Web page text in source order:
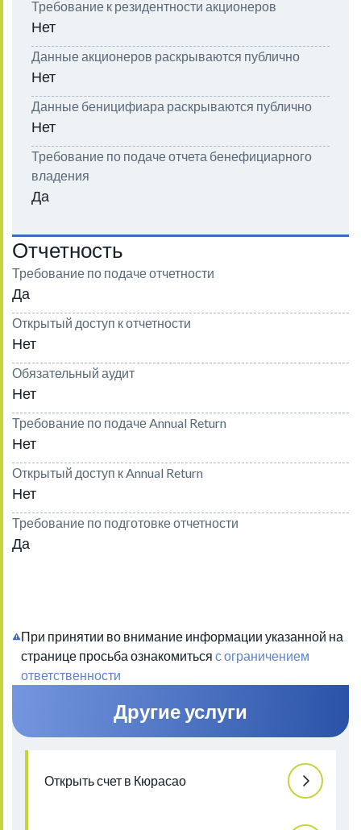
Требование к резидентности акционеров
Нет
Данные акционеров раскрываются публично
Нет
Данные беницифиара раскрываются публично
Нет
Требование по подаче отчета бенефициарного
владения
Да
Отчетность
Требование по подаче отчетности
Да
Открытый доступ к отчетности
Нет
Обязательный аудит
Нет
Требование по подаче Annual Return
Нет
Открытый доступ к Annual Return
Нет
Требование по подготовке отчетности
Да
При принятии во внимание информации указанной на
странице просьба ознакомиться с ограничением
ответственности
Другие услуги
Открыть счет в Кюрасао